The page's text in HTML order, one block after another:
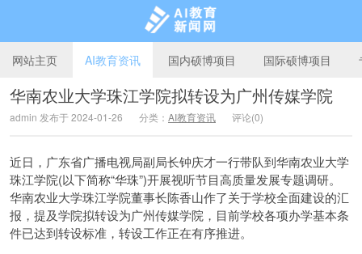
AI教育新闻网
网站主页 AI教育资讯 国内硕博项目 国际硕博项目
华南农业大学珠江学院拟转设为广州传媒学院
admin 发布于 2024-01-26 分类： AI教育资讯 评论(0)
近日，广东省广播电视局副局长钟庆才一行带队到华南农业大学
珠江学院(以下简称“华珠”)开展视听节目高质量发展专题调研。
华南农业大学珠江学院董事长陈香山作了关于学校全面建设的汇
报，提及学院拟转设为广州传媒学院，目前学校各项办学基本条
件已达到转设标准，转设工作正在有序推进。